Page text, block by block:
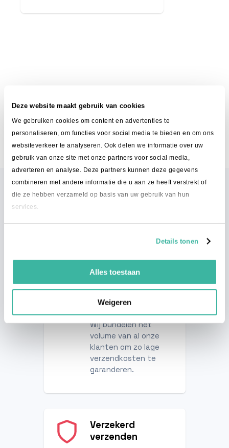
Deze website maakt gebruik van cookies
We gebruiken cookies om content en advertenties te
personaliseren, om functies voor social media te bieden en om ons
websiteverkeer te analyseren. Ook delen we informatie over uw
gebruik van onze site met onze partners voor social media,
adverteren en analyse. Deze partners kunnen deze gegevens
combineren met andere informatie die u aan ze heeft verstrekt of
die ze hebben verzameld op basis van uw gebruik van hun
services.
Details tonen
Alles toestaan
Weigeren
Waarom Intime Delivery?
Laagste
verzendtarieven
Wij bundelen het
volume van al onze
klanten om zo lage
verzendkosten te
garanderen.
Verzekerd
verzenden